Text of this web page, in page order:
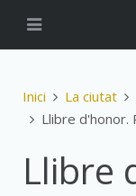
Inici La ciutat
Llibre d'honor.
Llibre